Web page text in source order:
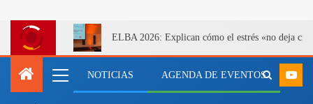
ELBA 2026: Explican cómo el estrés «no deja
NOTICIAS AGENDA DE EVENTOS